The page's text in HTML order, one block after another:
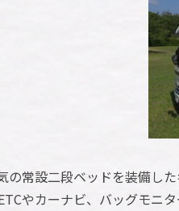
の常設二段ベッドを装備し
やカーナビ、バッグモニ